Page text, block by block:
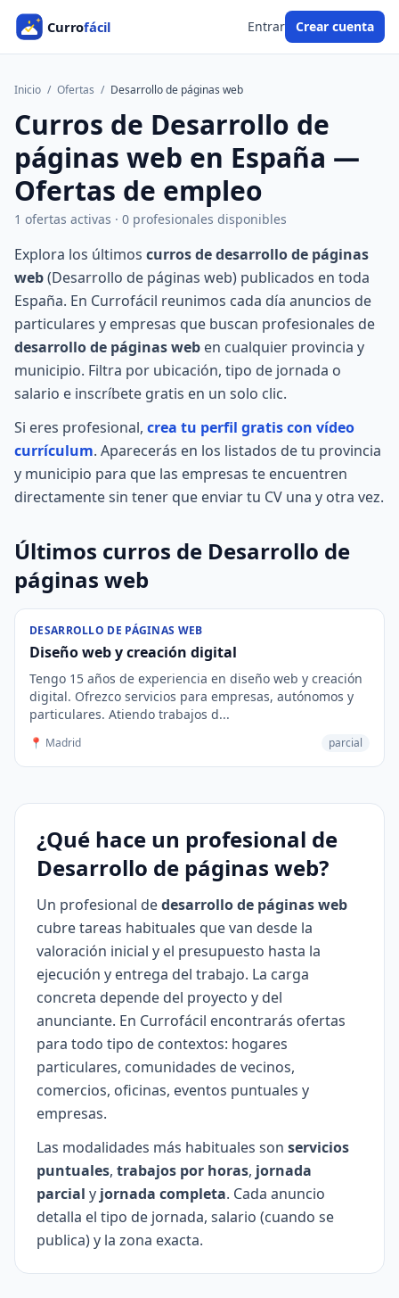
Entrar Crear cuenta
Inicio / Ofertas / Desarrollo de páginas web
Curros de Desarrollo de
páginas web en España —
Ofertas de empleo
1 ofertas activas · 0 profesionales disponibles
Explora los últimos curros de desarrollo de páginas
web(Desarrollo de páginas web) publicados en toda
España. En Currofácil reunimos cada día anuncios de
particulares y empresas que buscan profesionales de
desarrollo de páginas web en cualquier provincia y
municipio. Filtra por ubicación, tipo de jornada o
salario e inscríbete gratis en un solo clic.
Si eres profesional, crea tu perfil gratis con vídeo
currículum. Aparecerás en los listados de tu provincia
y municipio para que las empresas te encuentren
directamente sin tener que enviar tu CV una y otra vez.
Últimos curros de Desarrollo de
páginas web
DESARROLLO DE PÁGINAS WEB
Diseño web y creación digital
Tengo 15 años de experiencia en diseño web y creación
digital. Ofrezco servicios para empresas, autónomos y
particulares. Atiendo trabajos d...
📍 Madrid parcial
¿Qué hace un profesional de
Desarrollo de páginas web?
Un profesional dedesarrollo de páginas web
cubre tareas habituales que van desde la
valoración inicial y el presupuesto hasta la
ejecución y entrega del trabajo. La carga
concreta depende del proyecto y del
anunciante. En Currofácil encontrarás ofertas
para todo tipo de contextos: hogares
particulares, comunidades de vecinos,
comercios, oficinas, eventos puntuales y
empresas.
Las modalidades más habituales son servicios
puntuales, trabajos por horas, jornada
parcial y jornada completa. Cada anuncio
detalla el tipo de jornada, salario (cuando se
publica) y la zona exacta.